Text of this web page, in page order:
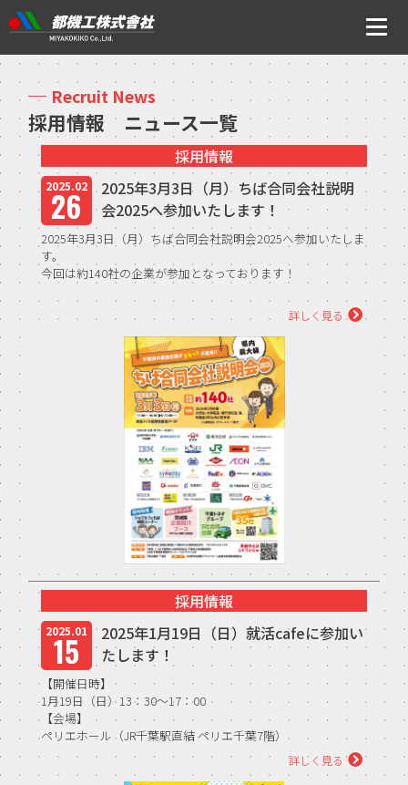
ニュース
会社案内
トップメッセージ・社是・経営理念
会社概要
沿革
事業所アクセス
事業内容
取扱商品・メーカー
取扱メーカー一覧
採用情報
会社を知る
人と仕事を知る
社風を知る
制度を知る
Recruit News
採用情報 ニュース一覧
採用情報
2025.02
26
2025年3月3日（月）ちば合同会社説明
会2025へ参加いたします！
2025年3月3日（月）ちば合同会社説明会2025へ参加いたしま
す。
今回は約140社の企業が参加となっております！
【開催日時】 3月3日（月）11：00～16：10（受付10：00
～）
【会場】 幕張メ...
詳しく見る
採用情報
2025.01
15
2025年1月19日（日）就活cafeに参加い
たします！
【開催日時】
1月19日（日）13：30～17：00
【会場】
ペリエホール（JR千葉駅直結 ペリエ千葉7階）
就活解禁直前のトーク会！各社採用担当が皆...
詳しく見る